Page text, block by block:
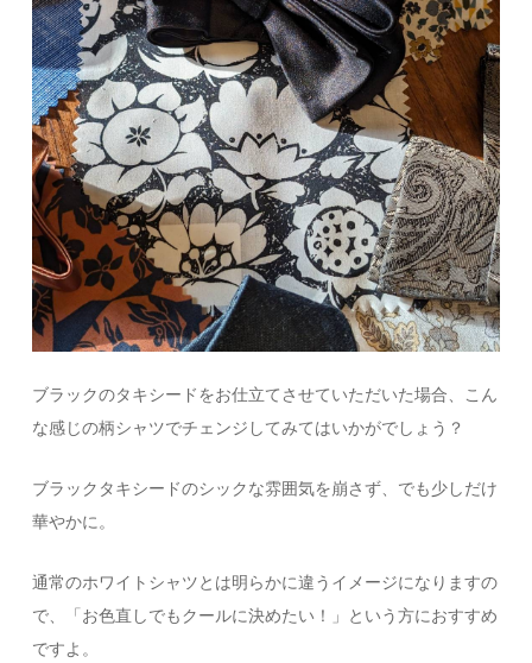
ブラックのタキシードをお仕立てさせていただいた場合、こん
な感じの柄シャツでチェンジしてみてはいかがでしょう？
ブラックタキシードのシックな雰囲気を崩さず、でも少しだけ
華やかに。
通常のホワイトシャツとは明らかに違うイメージになりますの
で、「お色直しでもクールに決めたい！」という方におすすめ
ですよ。